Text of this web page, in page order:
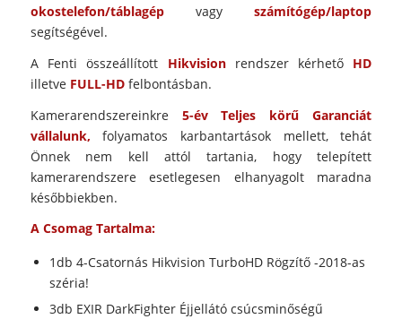
okostelefon/táblagépvagyszámítógép/laptop
segítségével.
A Fenti összeállított Hikvisionrendszer kérhető HD
illetveFULL-HDfelbontásban.
Kamerarendszereinkre 5-év Teljes körű Garanciát
vállalunk, folyamatos karbantartások mellett, tehát
Önnek nem kell attól tartania, hogy telepített
kamerarendszere esetlegesen elhanyagolt maradna
későbbiekben.
A Csomag Tartalma:
1db 4-Csatornás Hikvision TurboHD Rögzítő -2018-as
széria!
3db EXIR DarkFighter Éjjellátó csúcsminőségű